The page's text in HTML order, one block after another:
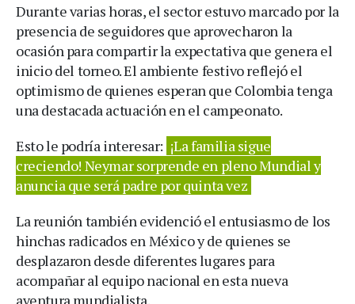
Durante varias horas, el sector estuvo marcado por la
presencia de seguidores que aprovecharon la
ocasión para compartir la expectativa que genera el
inicio del torneo. El ambiente festivo reflejó el
optimismo de quienes esperan que Colombia tenga
una destacada actuación en el campeonato.
Esto le podría interesar: ¡La familia sigue
creciendo! Neymar sorprende en pleno Mundial y
anuncia que será padre por quinta vez
La reunión también evidenció el entusiasmo de los
hinchas radicados en México y de quienes se
desplazaron desde diferentes lugares para
acompañar al equipo nacional en esta nueva
aventura mundialista.